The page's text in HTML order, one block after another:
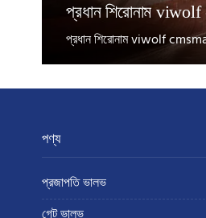
প্রধান শিরোনাম
প্রধান শিরোনাম viwolf
পণ্য
প্রজাপতি ভালভ